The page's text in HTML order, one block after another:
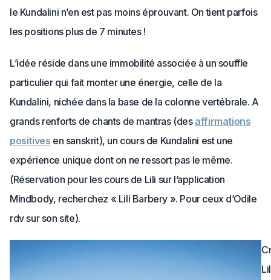
le Kundalini n’en est pas moins éprouvant. On tient parfois
les positions plus de 7 minutes !
L’idée réside dans une immobilité associée à un souffle
particulier qui fait monter une énergie, celle de la
Kundalini, nichée dans la base de la colonne vertébrale. A
grands renforts de chants de mantras (des affirmations
positives en sanskrit), un cours de Kundalini est une
expérience unique dont on ne ressort pas le même.
(Réservation pour les cours de Lili sur l’application
Mindbody, recherchez « Lili Barbery ». Pour ceux d’Odile
rdv sur son site).